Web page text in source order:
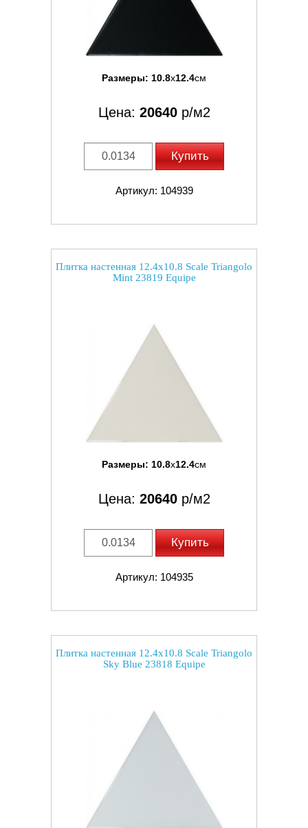
Размеры: 10.8x12.4см
Цена: 20640р/м2
Купить
Артикул: 104939
Плитка настенная 12.4x10.8 Scale Triangolo
Mint 23819 Equipe
Размеры: 10.8x12.4см
Цена: 20640р/м2
Купить
Артикул: 104935
Плитка настенная 12.4x10.8 Scale Triangolo
Sky Blue 23818 Equipe